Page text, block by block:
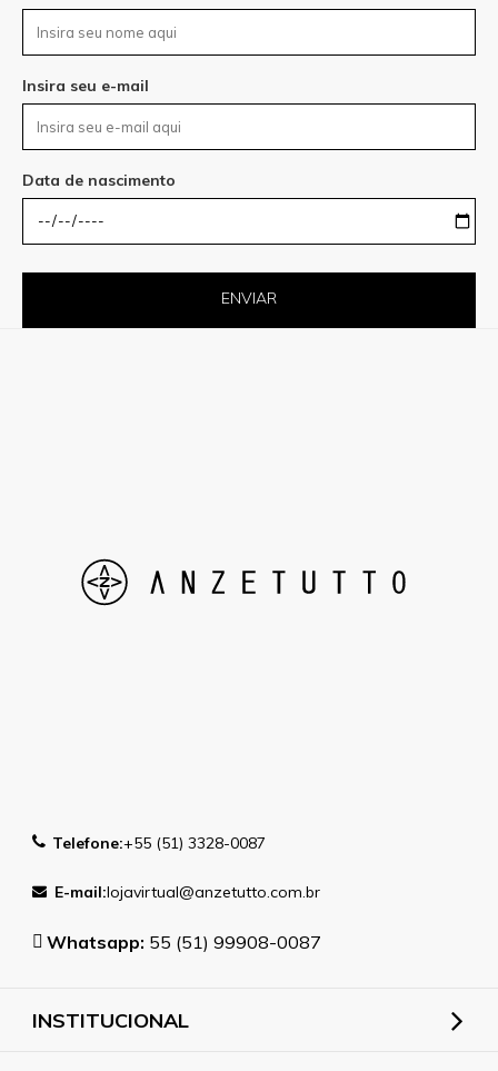
Insira seu e-mail
Data de nascimento
ENVIAR
Telefone:+55 (51) 3328-0087
E-mail:lojavirtual@anzetutto.com.br
Whatsapp: 55 (51) 99908-0087
INSTITUCIONAL